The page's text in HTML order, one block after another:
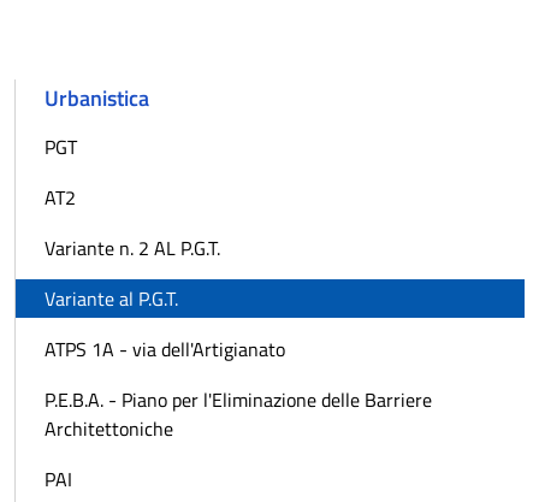
Urbanistica
PGT
AT2
Variante n. 2 AL P.G.T.
Variante al P.G.T.
ATPS 1A - via dell'Artigianato
P.E.B.A. - Piano per l'Eliminazione delle Barriere
Architettoniche
PAI